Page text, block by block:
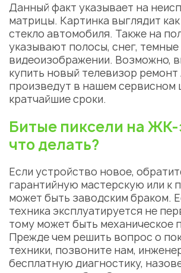
Данный факт указывает на
матрицы. Картинка выглядит
стекло автомобиля. Также на
указывают полосы, снег, темные
видеоизображении. Возможно,
купить новый телевизор
произведут в нашем сервисном
кратчайшие сроки.
Битые пиксели на ЖК-
что делать?
Если устройство новое,
гарантийную мастерскую или к
может быть заводским браком.
техника эксплуатируется не
тому может быть механическое
Прежде чем решить вопрос о
техники, позвоните нам,
бесплатную диагностику,